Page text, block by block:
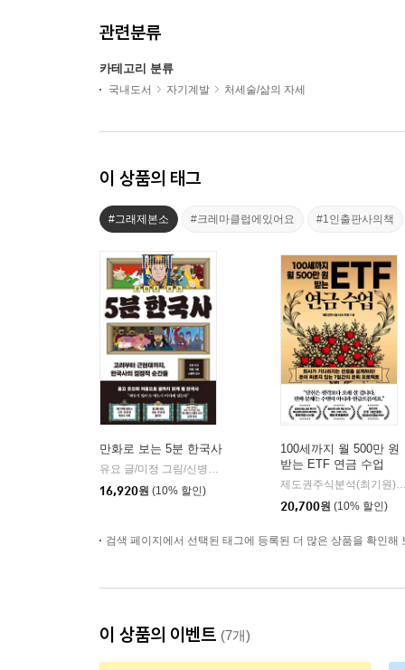
관련분류
카테고리 분류
국내도서 자기계발 처세술/삶의 자세
이 상품의 태그
#그래제본소 #크레마클럽에있어요 #1인출판사의책
만화로 보는 5분 한국사
유요 글/미정 그림/신병주 감수
빅피시
16,920원 (10% 할인)
100세까지 월 500만 원
받는 ETF 연금 수업
제도권주식분석(
20,700원 (10% 할인)
검색 페이지에서 선택된 태그에 등록된 더 많은 상품을 확인해
이 상품의 이벤트 (7개)